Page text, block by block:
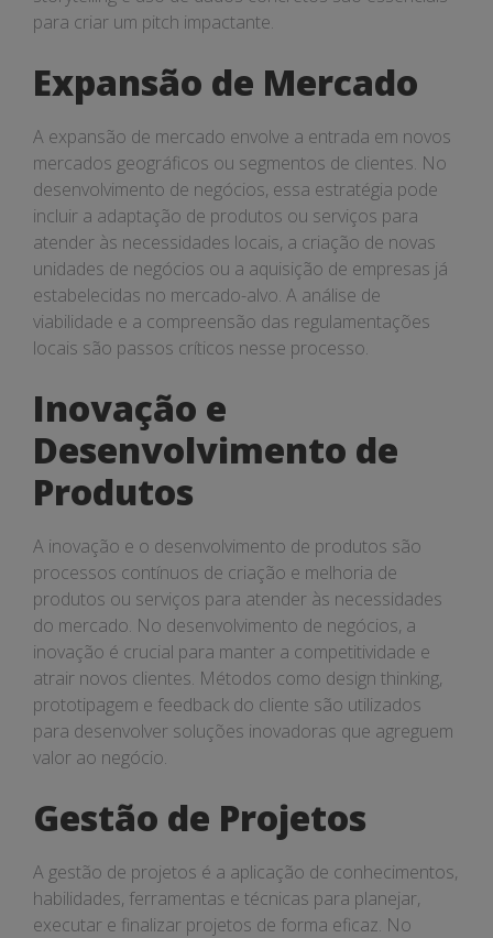
para criar um pitch impactante.
Expansão de Mercado
A expansão de mercado envolve a entrada em novos
mercados geográficos ou segmentos de clientes. No
desenvolvimento de negócios, essa estratégia pode
incluir a adaptação de produtos ou serviços para
atender às necessidades locais, a criação de novas
unidades de negócios ou a aquisição de empresas já
estabelecidas no mercado-alvo. A análise de
viabilidade e a compreensão das regulamentações
locais são passos críticos nesse processo.
Inovação e
Desenvolvimento de
Produtos
A inovação e o desenvolvimento de produtos são
processos contínuos de criação e melhoria de
produtos ou serviços para atender às necessidades
do mercado. No desenvolvimento de negócios, a
inovação é crucial para manter a competitividade e
atrair novos clientes. Métodos como design thinking,
prototipagem e feedback do cliente são utilizados
para desenvolver soluções inovadoras que agreguem
valor ao negócio.
Gestão de Projetos
A gestão de projetos é a aplicação de conhecimentos,
habilidades, ferramentas e técnicas para planejar,
executar e finalizar projetos de forma eficaz. No